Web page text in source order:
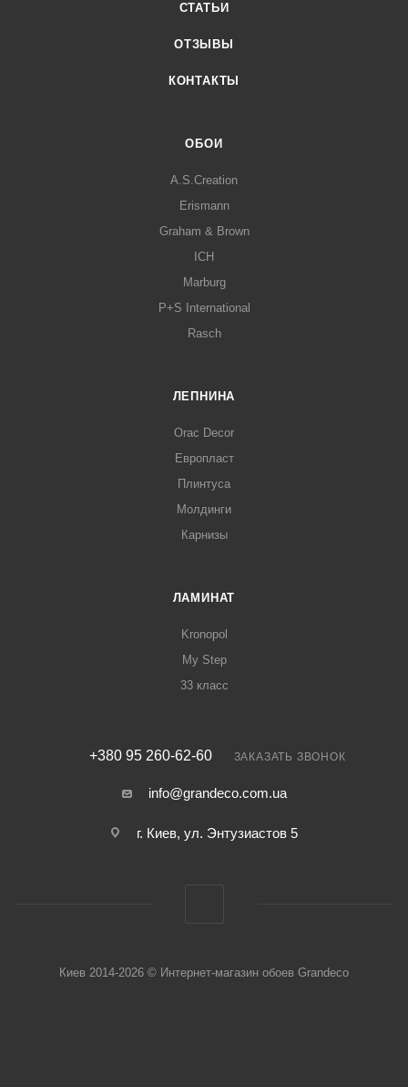
СТАТЬИ
ОТЗЫВЫ
КОНТАКТЫ
ОБОИ
A.S.Creation
Erismann
Graham & Brown
ICH
Marburg
P+S International
Rasch
ЛЕПНИНА
Orac Decor
Европласт
Плинтуса
Молдинги
Карнизы
ЛАМИНАТ
Kronopol
My Step
33 класс
+380 95 260-62-60 ЗАКАЗАТЬ ЗВОНОК
info@grandeco.com.ua
г. Киев, ул. Энтузиастов 5
Киев 2014-2026 © Интернет-магазин обоев Grandeco